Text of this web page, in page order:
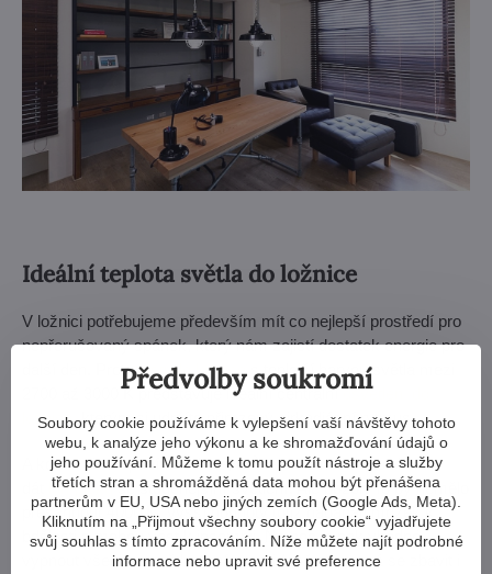
Ideální teplota světla do ložnice
V ložnici potřebujeme především mít co nejlepší prostředí pro
nepřerušovaný spánek, který nám zajistí dostatek energie pro
další den. Protolustr do ložnices teplejší barvou světla mezi
2700 až 3000 K představuje ideální centrálníosvětlení do
ložnice, kterým si udržíte přirozený cirkadiánní rytmus.
A kdo si před spaním rád čte, může si na noční stolek
lampičkuse studenějším světlem. Ale pozor! To by nemělo
přesáhnout 4000 K. Vyšší hodnoty totiž nabádají mozek k
bdělosti a mohou vést k insomnii. Na noc je pak vhodné
vypnout všechna světla v místnosti (což znamená se zbavit i
Předvolby soukromí
Soubory cookie používáme k vylepšení vaší návštěvy tohoto
webu, k analýze jeho výkonu a ke shromažďování údajů o
jeho používání. Můžeme k tomu použít nástroje a služby
třetích stran a shromážděná data mohou být přenášena
partnerům v EU, USA nebo jiných zemích (Google Ads, Meta).
Kliknutím na „Přijmout všechny soubory cookie“ vyjadřujete
svůj souhlas s tímto zpracováním. Níže můžete najít podrobné
informace nebo upravit své preference